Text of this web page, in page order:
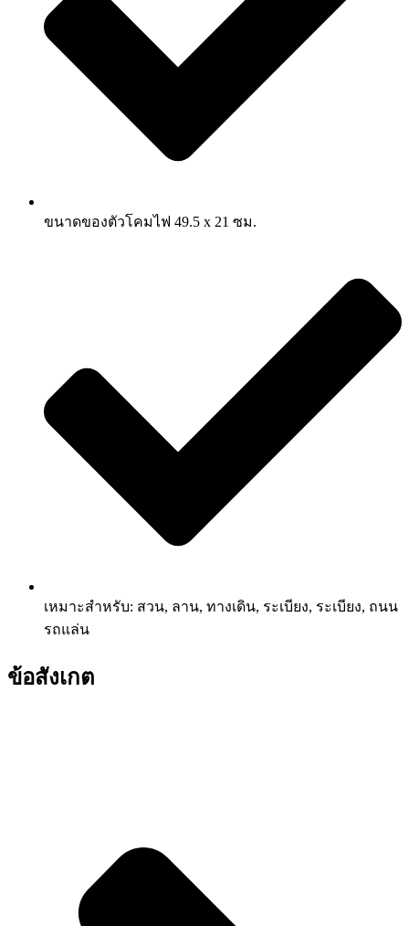
ขนาดของตัวโคมไฟ 49.5 x 21 ซม.
เหมาะสำหรับ: สวน, ลาน, ทางเดิน, ระเบียง, ระเบียง, ถนน
รถแล่น
ข้อสังเกต